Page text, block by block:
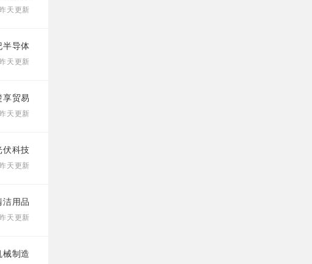
昨天更新
半导体
昨天更新
享贸易
昨天更新
伏科技
昨天更新
洁用品
昨天更新
械制造